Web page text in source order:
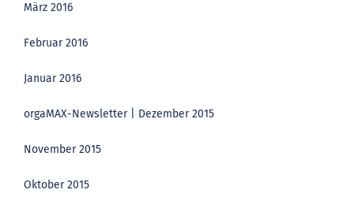
März 2016
Februar 2016
Januar 2016
orgaMAX-Newsletter | Dezember 2015
November 2015
Oktober 2015